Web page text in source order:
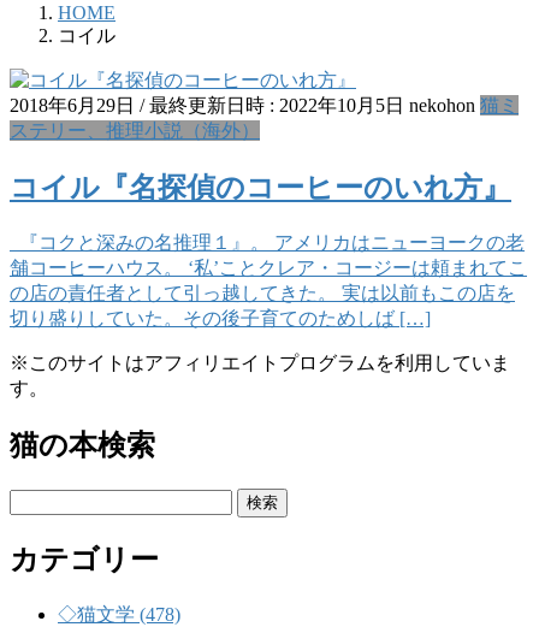
HOME
コイル
2018年6月29日 / 最終更新日時 : 2022年10月5日 nekohon 猫ミ
ステリー、推理小説（海外）
コイル『名探偵のコーヒーのいれ方』
『コクと深みの名推理１』。 アメリカはニューヨークの老
舗コーヒーハウス。 ‘私’ことクレア・コージーは頼まれてこ
の店の責任者として引っ越してきた。 実は以前もこの店を
切り盛りしていた。その後子育てのためしば […]
※このサイトはアフィリエイトプログラムを利用していま
す。
猫の本検索
カテゴリー
◇猫文学 (478)